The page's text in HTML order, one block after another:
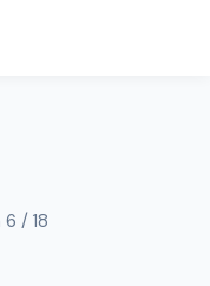
/ 18